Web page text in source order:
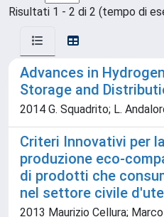
Risultati 1 - 2 di 2 (tempo di
Advances in
Storage and
2014 G. Squadrito; L.
Criteri Innovativi per
produzione eco-
di prodotti che
nel settore civile
2013 Maurizio Cellura;